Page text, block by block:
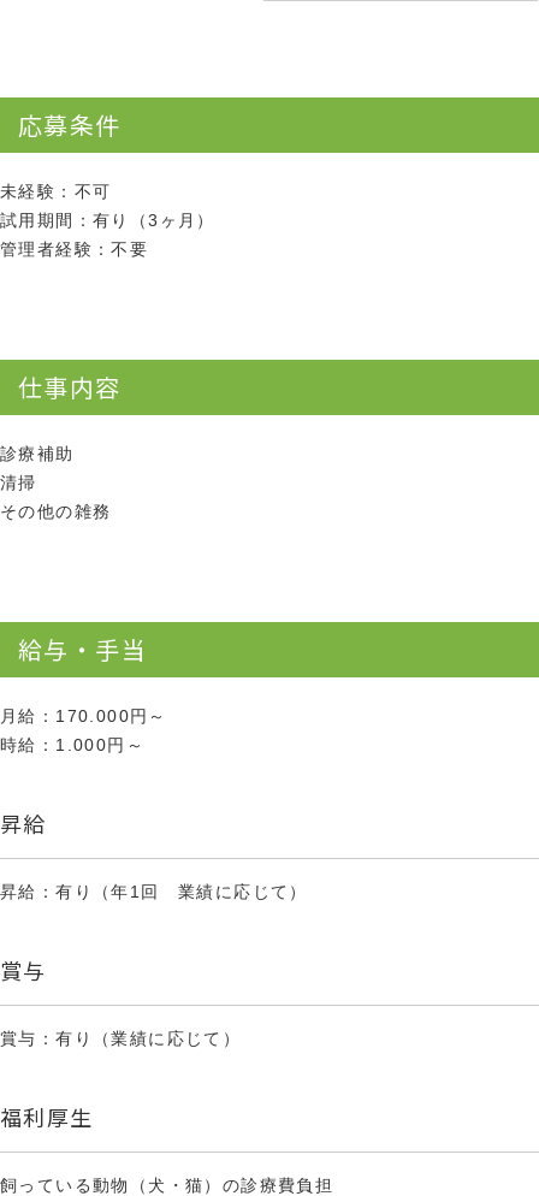
応募条件
未経験：不可
試用期間：有り（3ヶ月）
管理者経験：不要
仕事内容
診療補助
清掃
その他の雑務
給与・手当
月給：170.000円～
時給：1.000円～
昇給
昇給：有り（年1回 業績に応じて）
賞与
賞与：有り（業績に応じて）
福利厚生
飼っている動物（犬・猫）の診療費負担